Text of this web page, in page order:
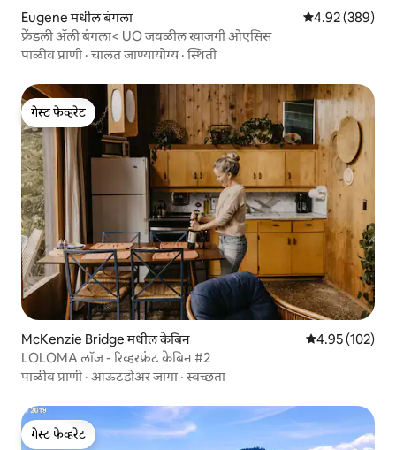
Eugene मधील बंगला 5 पैकी 4.92
4.92 (389)
फ्रेंडली अ‍ॅली बंगला< UO जवळील खाजगी ओएसिस
पाळीव प्राणी ·चालत जाण्यायोग्य·स्थिती
गेस्ट फेव्हरेट
गेस्ट फेव्हरेट
McKenzie Bridge मधील केबिन 5 पैकी 4.95
4.95 (102)
LOLOMA लॉज - रिव्हरफ्रंट केबिन #2
पाळीव प्राणी · आऊटडोअर जागा ·स्वच्छता
गेस्ट फेव्हरेट
गेस्ट फेव्हरेट